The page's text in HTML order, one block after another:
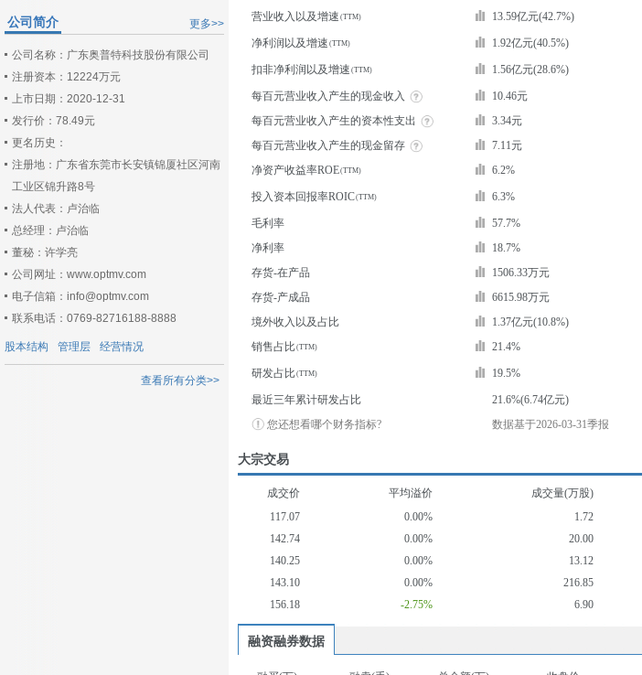
更多>>
公司简介
公司名称：广东奥普特科技股份有限公司
注册资本：12224万元
上市日期：2020-12-31
发行价：78.49元
更名历史：
注册地：广东省东莞市长安镇锦厦社区河南
工业区锦升路8号
法人代表：卢治临
总经理：卢治临
董秘：许学亮
公司网址：www.optmv.com
电子信箱：info@optmv.com
联系电话：0769-82716188-8888
股本结构 管理层 经营情况
查看所有分类>>
营业收入以及增速
13.59亿元(42.7%)
净利润以及增速 1.92亿元(40.5%)
扣非净利润以及增速 1.56亿元(28.6%)
每百元营业收入产生的现金收入
10.46元
每百元营业收入产生的资本性支出
3.34元
每百元营业收入产生的现金留存
7.11元
净资产收益率ROE
6.2%
投入资本回报率ROIC 6.3%
毛利率
57.7%
净利率
18.7%
存货-在产品
1506.33万元
存货-产成品
6615.98万元
境外收入以及占比
1.37亿元(10.8%)
销售占比
21.4%
研发占比 19.5%
最近三年累计研发占比
21.6%(6.74亿元)
您还想看哪个财务指标?
数据基于2026-03-31季报
大宗交易
成交价 平均溢价 成交量(万股)
117.07
0.00% 1.72
142.74
0.00% 20.00
140.25
0.00% 13.12
143.10
0.00% 216.85
156.18
-2.75% 6.90
融资融券数据